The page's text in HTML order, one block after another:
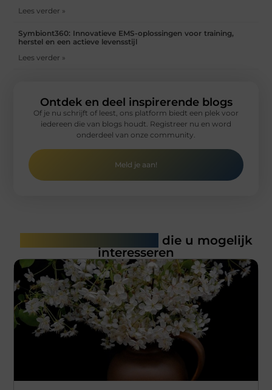
Lees verder »
Symbiont360: Innovatieve EMS-oplossingen voor training,
herstel en een actieve levensstijl
Lees verder »
Ontdek en deel inspirerende blogs
Of je nu schrijft of leest, ons platform biedt een plek voor
iedereen die van blogs houdt. Registreer nu en word
onderdeel van onze community.
Meld je aan!
die u mogelijk
interesseren